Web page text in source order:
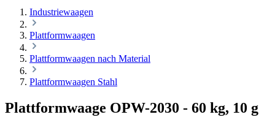
Industriewaagen
Plattformwaagen
Plattformwaagen nach Material
Plattformwaagen Stahl
Plattformwaage OPW-2030 - 60 kg, 10 g